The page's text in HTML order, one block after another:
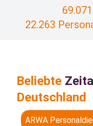
22.263
Beliebte
Deutschland
ARWA